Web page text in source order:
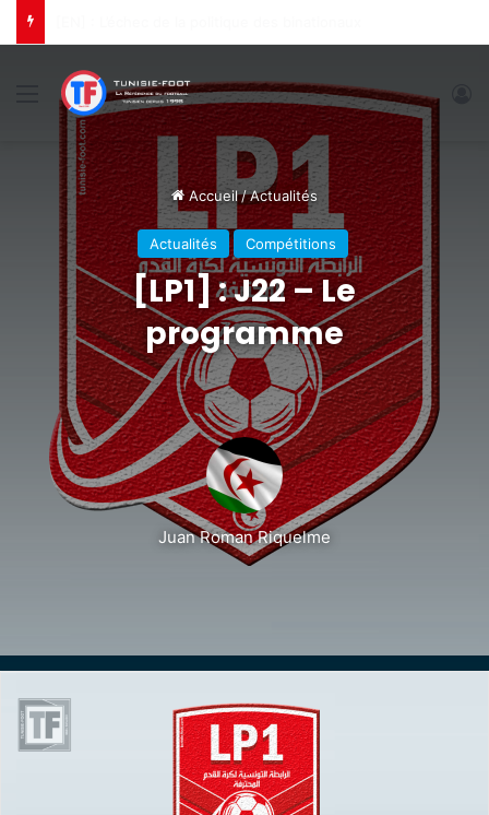
Menu
Accueil/Actualités
Actualités Compétitions
[LP1] : J22 – Le
programme
Juan Roman Riquelme